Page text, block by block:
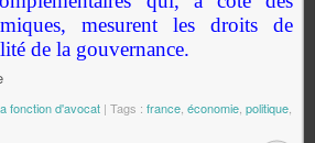
mesurent les droits de
de la gouvernance.
fonction d'avocat | Tags : france économie politique